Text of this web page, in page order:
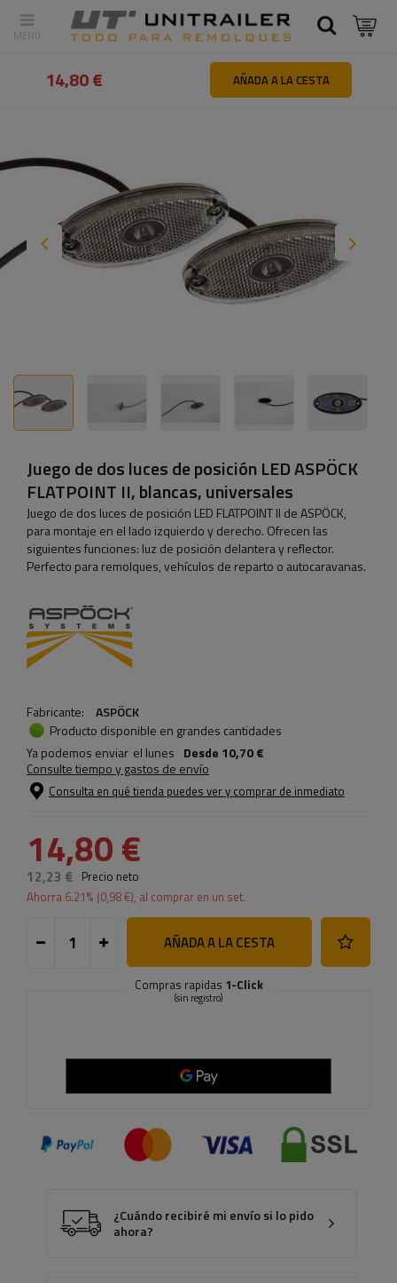
Atrás Inicio Iluminación y sistemas eléctricos Luces de gálibo
Juego de dos luces de posición LED ASPÖCK
FLATPOINT II, ​​blancas, universales
Juego de dos luces de posición LED FLATPOINT II de ASPÖCK,
para montaje en el lado izquierdo y derecho. Ofrecen las
siguientes funciones: luz de posición delantera y reflector.
Perfecto para remolques, vehículos de reparto o autocaravanas.
Fabricante:
ASPÖCK
Producto disponible en grandes cantidades
Ya podemos enviar el lunes Desde 10,70 €
Consulte tiempo y gastos de envío
Consulta en qué tienda puedes ver y comprar de inmediato
14,80 €
12,23 € Precio neto
Ahorra 6.21% (0,98 €), al comprar en un set.
AÑADA A LA CESTA
Compras rapidas 1-Click
(sin registro)
¿Cuándo recibiré mi envío si lo pido
ahora?
14,80 € AÑADA A LA CESTA